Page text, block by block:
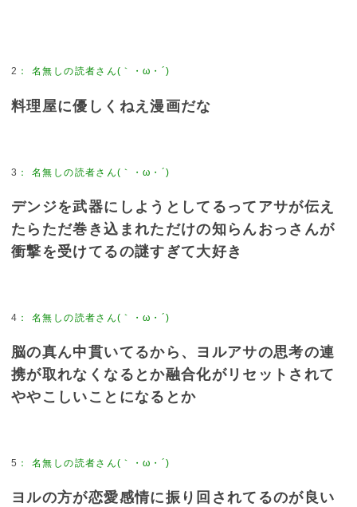
2 ：名無しの読者さん(｀・ω・´)
料理屋に優しくねえ漫画だな
3 ：名無しの読者さん(｀・ω・´)
デンジを武器にしようとしてるってアサが伝え
たらただ巻き込まれただけの知らんおっさんが
衝撃を受けてるの謎すぎて大好き
4 ：名無しの読者さん(｀・ω・´)
脳の真ん中貫いてるから、ヨルアサの思考の連
携が取れなくなるとか融合化がリセットされて
ややこしいことになるとか
5 ：名無しの読者さん(｀・ω・´)
ヨルの方が恋愛感情に振り回されてるのが良い